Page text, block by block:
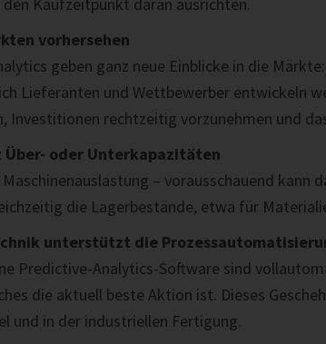
vorhersehen
geben ganz neue Einblicke in die
Lieferanten und Wettbewerber entwickeln
Investitionen rechtzeitig vorzunehmen und
Über- oder Unterkapazitäten
– vorausschauend kann
die Lagerbestände, etwa für
unterstützt die
Predictive-Analytics-Software sind
die aktuell beste Aktion ist. Dieses
und in der industriellen Fertigung.